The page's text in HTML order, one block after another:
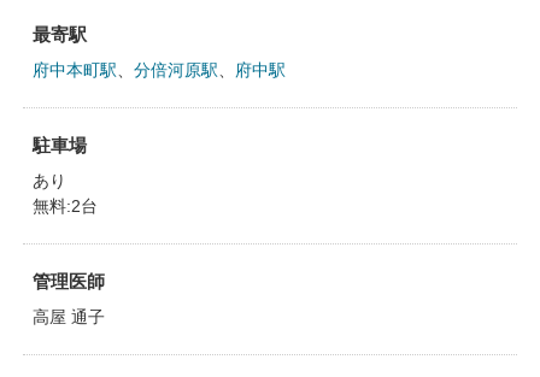
最寄駅
府中本町駅 分倍河原駅 府中駅
駐車場
あり
無料:2台
管理医師
高屋 通子